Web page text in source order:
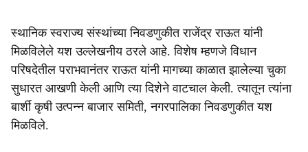
स्थानिक स्वराज्य संस्थांच्या निवडणुकीत राजेंद्र राऊत यांनी
मिळविलेले यश उल्लेखनीय ठरले आहे. विशेष म्हणजे विधान
परिषदेतील पराभवानंतर राऊत यांनी मागच्या काळात झालेल्या चुका
सुधारत आखणी केली आणि त्या दिशेने वाटचाल केली. त्यातून त्यांना
बार्शी कृषी उत्पन्न बाजार समिती, नगरपालिका निवडणुकीत यश
मिळविले.